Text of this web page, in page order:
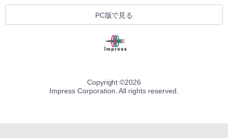
PC版で見る
Copyright ©2026
Impress Corporation. All rights reserved.